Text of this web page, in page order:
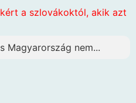
a szlovákoktól, akik azt
Magyarország nem...